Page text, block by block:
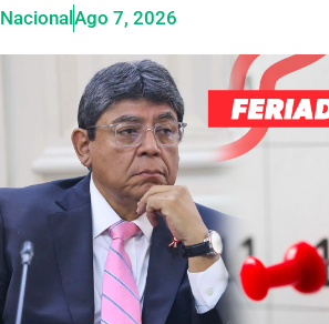
Nacional Ago 7, 2026